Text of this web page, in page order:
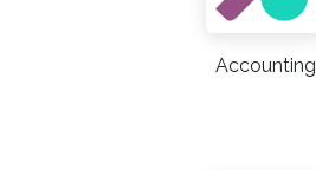
Accounting